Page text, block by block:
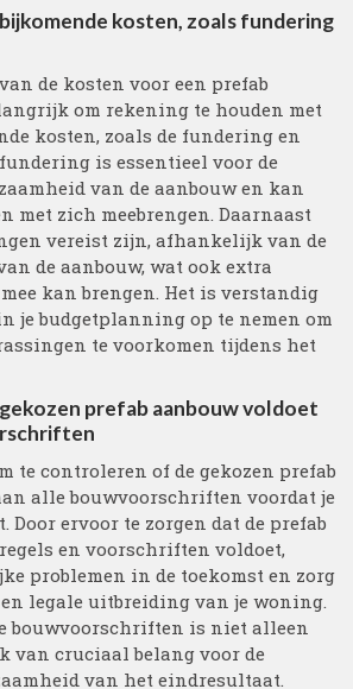
kosten, zoals fundering
de kosten voor een prefab
om rekening te houden met
kosten, zoals de fundering en
is essentieel voor de
van de aanbouw en kan
met zich meebrengen. Daarnaast
vereist zijn, afhankelijk van de
de aanbouw, wat ook extra
kan brengen. Het is verstandig
je budgetplanning op te nemen om
te voorkomen tijdens het
prefab aanbouw voldoet
te controleren of de gekozen prefab
alle bouwvoorschriften voordat je
Door ervoor te zorgen dat de prefab
en voorschriften voldoet,
problemen in de toekomst en zorg
legale uitbreiding van je woning.
bouwvoorschriften is niet alleen
van cruciaal belang voor de
van het eindresultaat.